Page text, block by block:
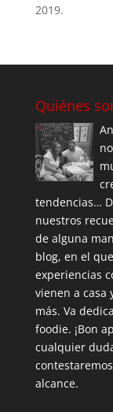
2019.
Quiénes
tendencias…
nuestros
de alguna
blog, en el
experiencias
vienen a
más. Va
foodie. ¡Bon
cualquier
alcance.